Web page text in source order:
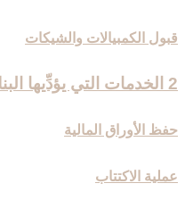
قبول الكمبيالات والشيكات
2 الخدمات التي يؤدِّيها البنك لعملائه (الأوراق المالية)
حفظ الأوراق المالية
عملية الاكتتاب